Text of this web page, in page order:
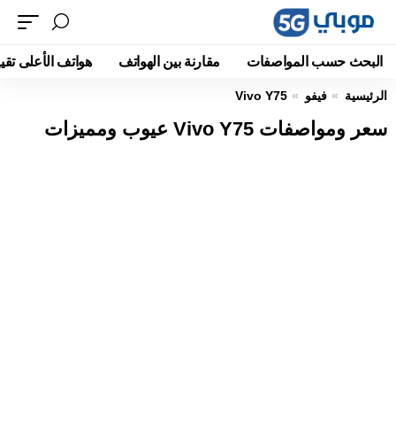
البحث حسب المواصفات مقارنة بين الهواتف هواتف الأعلى
الرئيسية فيفو Vivo Y75
سعر ومواصفات Vivo Y75 عيوب ومميزات